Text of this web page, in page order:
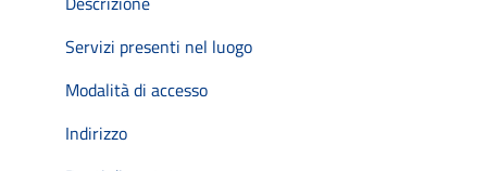
Servizi presenti nel luogo
Modalità di accesso
Indirizzo